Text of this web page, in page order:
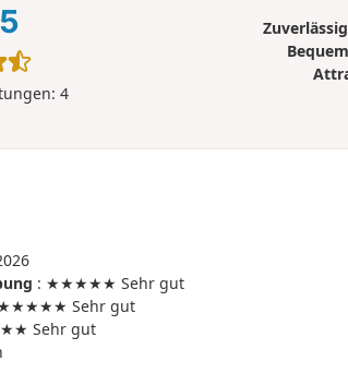
5
4
: ★★★★★ Sehr gut
Sehr gut
Sehr gut